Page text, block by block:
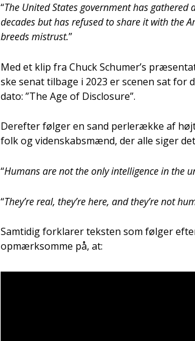
“The Uni­ted Sta­tes gover­n­ment has
deca­des but has refu­sed to sha­re it with the
bre­eds mistrust.”
Med et klip fra Chuck Schumer’s
ske senat til­ba­ge i 2023 er sce­nen sat
dato: ”The Age of Disclo­su­re”.
Der­ef­ter føl­ger en sand per­leræk­ke af
folk og viden­skabs­mænd, der alle siger
“Humans are not the only intel­li­gen­ce in the
“They’re real, they’re here, and they’re not
Sam­ti­dig for­kla­rer tek­sten som føl­ger
opmærk­som­me på, at: